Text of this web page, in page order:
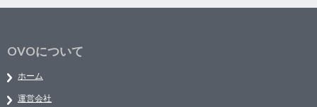
OVOについて
ホーム
運営会社